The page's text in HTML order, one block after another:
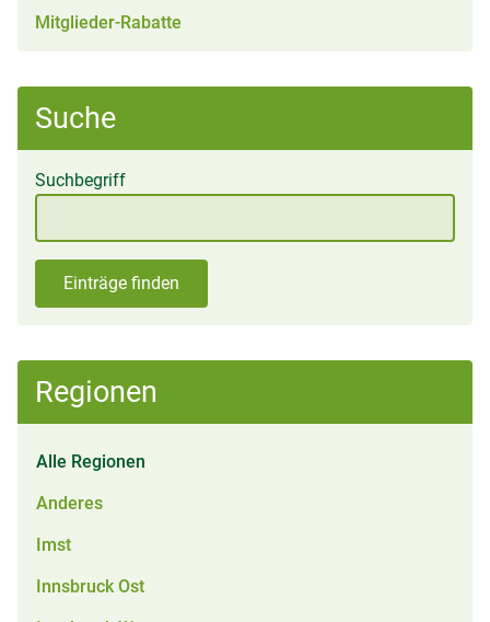
Mitglieder-Rabatte
Suche
Suchbegriff
Einträge finden
Regionen
Alle Regionen
Anderes
Imst
Innsbruck Ost